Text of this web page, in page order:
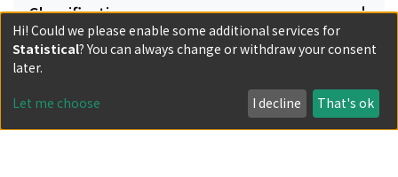
Classification
Document Type
Has files
Hi! Could we please enable some additional services for
Statistical? You can always change or withdraw your consent
later.
Let me choose I decline That's ok